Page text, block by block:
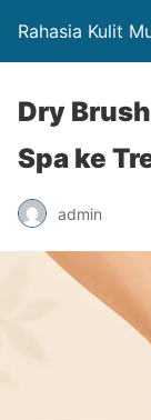
Rahasia Kulit
Dry
Spa ke
admin